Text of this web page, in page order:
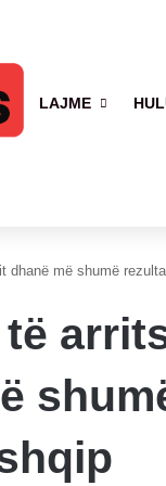
LAJME
më shumë